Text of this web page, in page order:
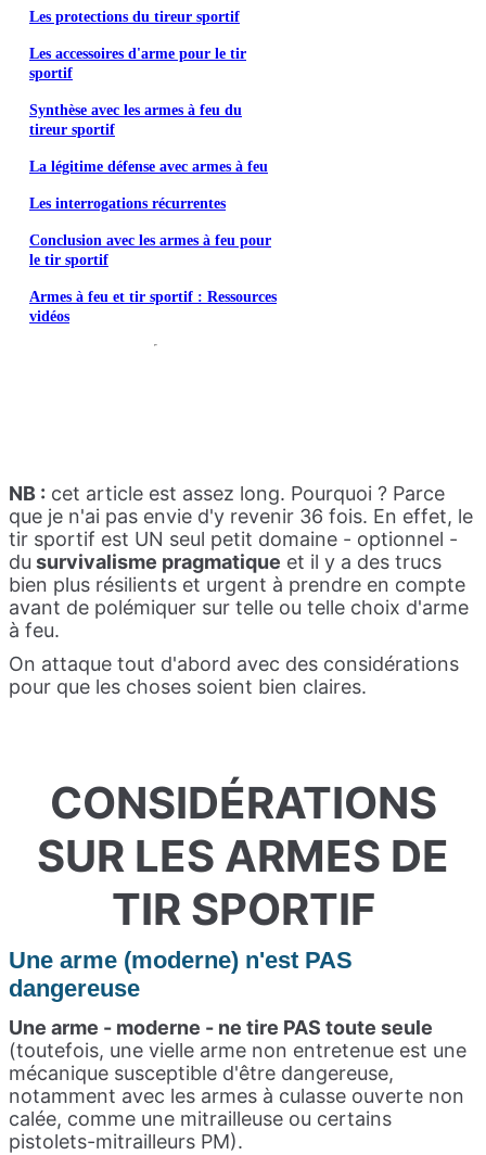
Les protections du tireur sportif
Les accessoires d'arme pour le tir
sportif
Synthèse avec les armes à feu du
tireur sportif
La légitime défense avec armes à feu
Les interrogations récurrentes
Conclusion avec les armes à feu pour
le tir sportif
Armes à feu et tir sportif : Ressources
vidéos
NB : cet article est assez long. Pourquoi ? Parce
que je n'ai pas envie d'y revenir 36 fois. En effet, le
tir sportif est UN seul petit domaine - optionnel -
du survivalisme pragmatique et il y a des trucs
bien plus résilients et urgent à prendre en compte
avant de polémiquer sur telle ou telle choix d'arme
à feu.
On attaque tout d'abord avec des considérations
pour que les choses soient bien claires.
CONSIDÉRATIONS
SUR LES ARMES DE
TIR SPORTIF
Une arme (moderne) n'est PAS
dangereuse
Une arme - moderne - ne tire PAS toute seule
(toutefois, une vielle arme non entretenue est une
mécanique susceptible d'être dangereuse,
notamment avec les armes à culasse ouverte non
calée, comme une mitrailleuse ou certains
pistolets-mitrailleurs PM).